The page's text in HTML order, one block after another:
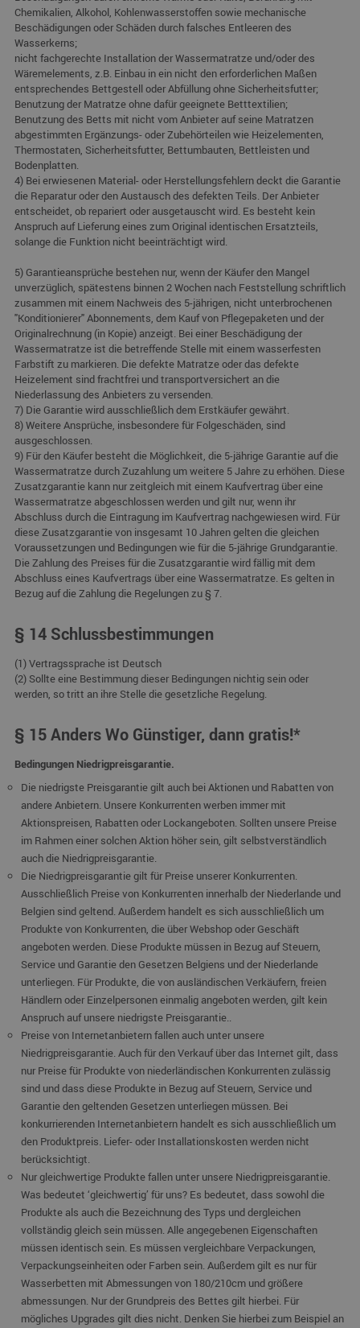
Chemikalien, Alkohol, Kohlenwasserstoffen sowie mechanische
Beschädigungen oder Schäden durch falsches Entleeren des
Wasserkerns;
nicht fachgerechte Installation der Wassermatratze und/oder des
Wäremelements, z.B. Einbau in ein nicht den erforderlichen Maßen
entsprechendes Bettgestell oder Abfüllung ohne Sicherheitsfutter;
Benutzung der Matratze ohne dafür geeignete Betttextilien;
Benutzung des Betts mit nicht vom Anbieter auf seine Matratzen
abgestimmten Ergänzungs- oder Zubehörteilen wie Heizelementen,
Thermostaten, Sicherheitsfutter, Bettumbauten, Bettleisten und
Bodenplatten.
4) Bei erwiesenen Material- oder Herstellungsfehlern deckt die Garantie
die Reparatur oder den Austausch des defekten Teils. Der Anbieter
entscheidet, ob repariert oder ausgetauscht wird. Es besteht kein
Anspruch auf Lieferung eines zum Original identischen Ersatzteils,
solange die Funktion nicht beeinträchtigt wird.
5) Garantieansprüche bestehen nur, wenn der Käufer den Mangel
unverzüglich, spätestens binnen 2 Wochen nach Feststellung schriftlich
zusammen mit einem Nachweis des 5-jährigen, nicht unterbrochenen
"Konditionierer" Abonnements, dem Kauf von Pflegepaketen und der
Originalrechnung (in Kopie) anzeigt. Bei einer Beschädigung der
Wassermatratze ist die betreffende Stelle mit einem wasserfesten
Farbstift zu markieren. Die defekte Matratze oder das defekte
Heizelement sind frachtfrei und transportversichert an die
Niederlassung des Anbieters zu versenden.
7) Die Garantie wird ausschließlich dem Erstkäufer gewährt.
8) Weitere Ansprüche, insbesondere für Folgeschäden, sind
ausgeschlossen.
9) Für den Käufer besteht die Möglichkeit, die 5-jährige Garantie auf die
Wassermatratze durch Zuzahlung um weitere 5 Jahre zu erhöhen. Diese
Zusatzgarantie kann nur zeitgleich mit einem Kaufvertrag über eine
Wassermatratze abgeschlossen werden und gilt nur, wenn ihr
Abschluss durch die Eintragung im Kaufvertrag nachgewiesen wird. Für
diese Zusatzgarantie von insgesamt 10 Jahren gelten die gleichen
Voraussetzungen und Bedingungen wie für die 5-jährige Grundgarantie.
Die Zahlung des Preises für die Zusatzgarantie wird fällig mit dem
Abschluss eines Kaufvertrags über eine Wassermatratze. Es gelten in
Bezug auf die Zahlung die Regelungen zu § 7.
§ 14 Schlussbestimmungen
(1) Vertragssprache ist Deutsch
(2) Sollte eine Bestimmung dieser Bedingungen nichtig sein oder
werden, so tritt an ihre Stelle die gesetzliche Regelung.
§ 15 Anders Wo Günstiger, dann gratis!*
Bedingungen Niedrigpreisgarantie.
Die niedrigste Preisgarantie gilt auch bei Aktionen und Rabatten von
andere Anbietern. Unsere Konkurrenten werben immer mit
Aktionspreisen, Rabatten oder Lockangeboten. Sollten unsere Preise
im Rahmen einer solchen Aktion höher sein, gilt selbstverständlich
auch die Niedrigpreisgarantie.
Die Niedrigpreisgarantie gilt für Preise unserer Konkurrenten.
Ausschließlich Preise von Konkurrenten innerhalb der Niederlande und
Belgien sind geltend. Außerdem handelt es sich ausschließlich um
Produkte von Konkurrenten, die über Webshop oder Geschäft
angeboten werden. Diese Produkte müssen in Bezug auf Steuern,
Service und Garantie den Gesetzen Belgiens und der Niederlande
unterliegen. Für Produkte, die von ausländischen Verkäufern, freien
Händlern oder Einzelpersonen einmalig angeboten werden, gilt kein
Anspruch auf unsere niedrigste Preisgarantie..
Preise von Internetanbietern fallen auch unter unsere
Niedrigpreisgarantie. Auch für den Verkauf über das Internet gilt, dass
nur Preise für Produkte von niederländischen Konkurrenten zulässig
sind und dass diese Produkte in Bezug auf Steuern, Service und
Garantie den geltenden Gesetzen unterliegen müssen. Bei
konkurrierenden Internetanbietern handelt es sich ausschließlich um
den Produktpreis. Liefer- oder Installationskosten werden nicht
berücksichtigt.
Nur gleichwertige Produkte fallen unter unsere Niedrigpreisgarantie.
Was bedeutet ‘gleichwertig’ für uns? Es bedeutet, dass sowohl die
Produkte als auch die Bezeichnung des Typs und dergleichen
vollständig gleich sein müssen. Alle angegebenen Eigenschaften
müssen identisch sein. Es müssen vergleichbare Verpackungen,
Verpackungseinheiten oder Farben sein. Außerdem gilt es nur für
Wasserbetten mit Abmessungen von 180/210cm und größere
abmessungen. Nur der Grundpreis des Bettes gilt hierbei. Für
mögliches Upgrades gilt dies nicht. Denken Sie hierbei zum Beispiel an